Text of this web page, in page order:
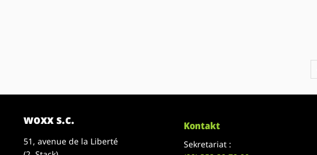
woxx s.c.
51, avenue de la Liberté
Kontakt
Sekretariat :